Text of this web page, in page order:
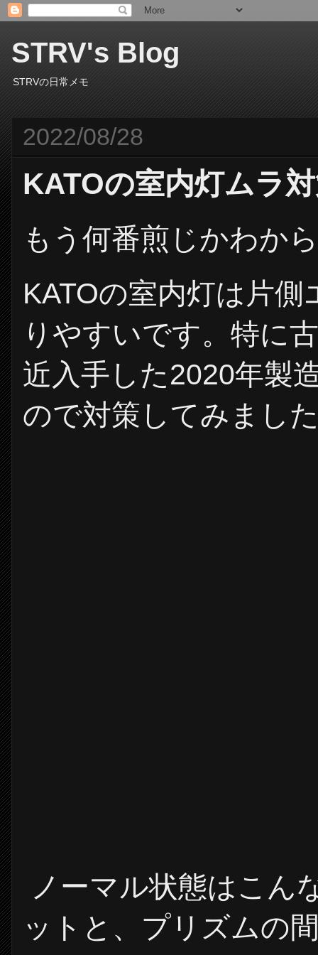
STRV's Blog
STRVの日常メモ
2022/08/28
KATOの室内灯ムラ
もう何番煎じかわか
KATOの室内灯は片
りやすいです。特に
近入手した2020年製
ので対策してみまし
ノーマル状態はこん
ットと、プリズムの